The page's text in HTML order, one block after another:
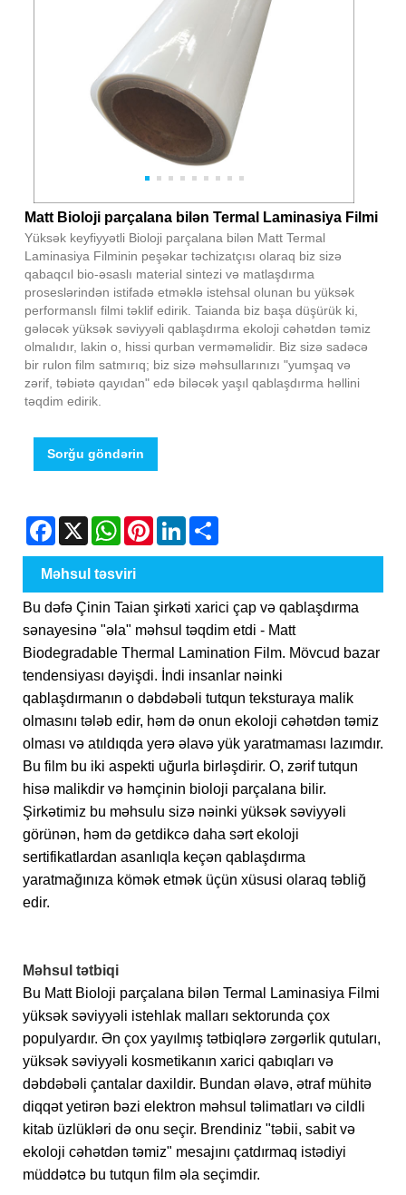
Matt Bioloji parçalana bilən Termal Laminasiya Filmi
Yüksək keyfiyyətli Bioloji parçalana bilən Matt Termal
Laminasiya Filminin peşəkar təchizatçısı olaraq biz sizə
qabaqcıl bio-əsaslı material sintezi və matlaşdırma
proseslərindən istifadə etməklə istehsal olunan bu yüksək
performanslı filmi təklif edirik. Taianda biz başa düşürük ki,
gələcək yüksək səviyyəli qablaşdırma ekoloji cəhətdən təmiz
olmalıdır, lakin o, hissi qurban verməməlidir. Biz sizə sadəcə
bir rulon film satmırıq; biz sizə məhsullarınızı "yumşaq və
zərif, təbiətə qayıdan" edə biləcək yaşıl qablaşdırma həllini
təqdim edirik.
Sorğu göndərin
Facebook
X WhatsAppPinterestLinkedIn
Məhsul təsviri
Bu dəfə Çinin Taian şirkəti xarici çap və qablaşdırma
sənayesinə "əla" məhsul təqdim etdi - Matt
Biodegradable Thermal Lamination Film. Mövcud bazar
tendensiyası dəyişdi. İndi insanlar nəinki
qablaşdırmanın o dəbdəbəli tutqun teksturaya malik
olmasını tələb edir, həm də onun ekoloji cəhətdən təmiz
olması və atıldıqda yerə əlavə yük yaratmaması lazımdır.
Bu film bu iki aspekti uğurla birləşdirir. O, zərif tutqun
hisə malikdir və həmçinin bioloji parçalana bilir.
Şirkətimiz bu məhsulu sizə nəinki yüksək səviyyəli
görünən, həm də getdikcə daha sərt ekoloji
sertifikatlardan asanlıqla keçən qablaşdırma
yaratmağınıza kömək etmək üçün xüsusi olaraq təbliğ
edir.
Məhsul tətbiqi
Bu Matt Bioloji parçalana bilən Termal Laminasiya Filmi
yüksək səviyyəli istehlak malları sektorunda çox
populyardır. Ən çox yayılmış tətbiqlərə zərgərlik qutuları,
yüksək səviyyəli kosmetikanın xarici qabıqları və
dəbdəbəli çantalar daxildir. Bundan əlavə, ətraf mühitə
diqqət yetirən bəzi elektron məhsul təlimatları və cildli
kitab üzlükləri də onu seçir. Brendiniz "təbii, sabit və
ekoloji cəhətdən təmiz" mesajını çatdırmaq istədiyi
müddətcə bu tutqun film əla seçimdir.